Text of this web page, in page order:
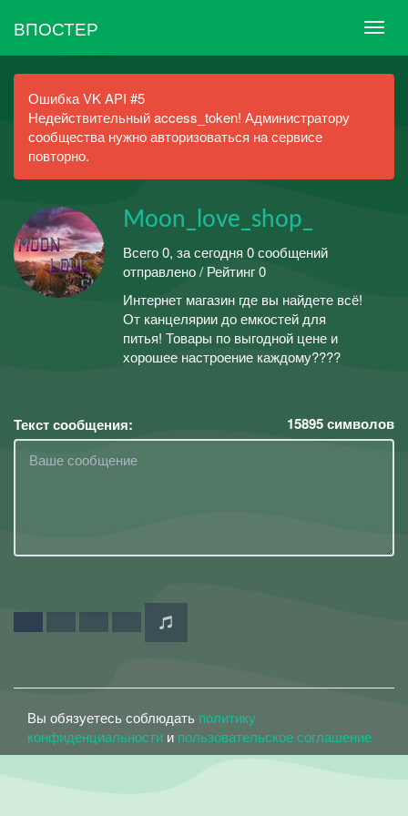
ВПОСТЕР
Ошибка VK API #5
Недействительный access_token! Администратору
сообщества нужно авторизоваться на сервисе
повторно.
Moon_love_shop_
Всего 0, за сегодня 0 сообщений
отправлено / Рейтинг 0
Интернет магазин где вы найдете всё!
От канцелярии до емкостей для
питья! Товары по выгодной цене и
хорошее настроение каждому????
Текст сообщения: 15895символов
Вы обязуетесь соблюдать политику
конфиденциальности и пользовательское соглашение